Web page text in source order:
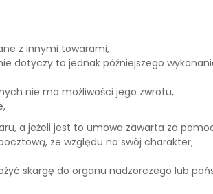
z innymi towarami,
dotyczy to jednak późniejszego
nie ma możliwości jego zwrotu,
a jeżeli jest to umowa zawarta za
ze względu na swój charakter;
skargę do organu nadzorczego lub